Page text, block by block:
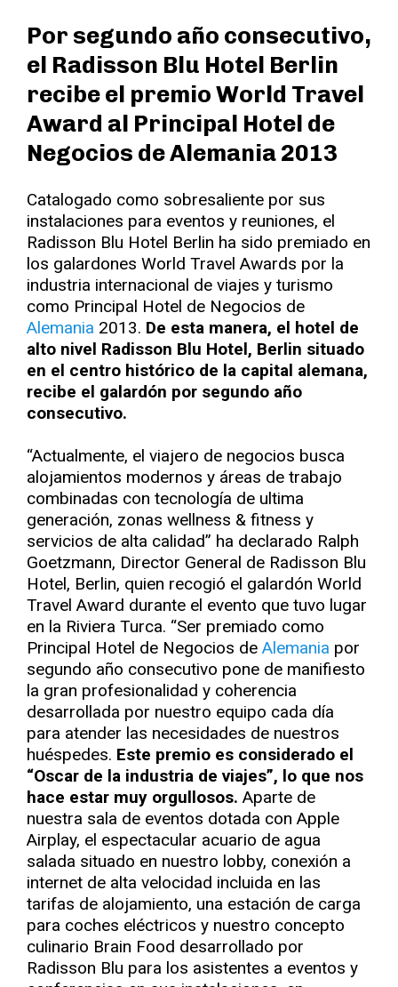
Por segundo año consecutivo,
el Radisson Blu Hotel Berlin
recibe el premio World Travel
Award al Principal Hotel de
Negocios de Alemania 2013
Catalogado como sobresaliente por sus
instalaciones para eventos y reuniones, el
Radisson Blu Hotel Berlin ha sido premiado en
los galardones World Travel Awards por la
industria internacional de viajes y turismo
como Principal Hotel de Negocios de
Alemania 2013. De esta manera, el hotel de
alto nivel Radisson Blu Hotel, Berlin situado
en el centro histórico de la capital alemana,
recibe el galardón por segundo año
consecutivo.
“Actualmente, el viajero de negocios busca
alojamientos modernos y áreas de trabajo
combinadas con tecnología de ultima
generación, zonas wellness & fitness y
servicios de alta calidad” ha declarado Ralph
Goetzmann, Director General de Radisson Blu
Hotel, Berlin, quien recogió el galardón World
Travel Award durante el evento que tuvo lugar
en la Riviera Turca. “Ser premiado como
Principal Hotel de Negocios de Alemania por
segundo año consecutivo pone de manifiesto
la gran profesionalidad y coherencia
desarrollada por nuestro equipo cada día
para atender las necesidades de nuestros
huéspedes. Este premio es considerado el
“Oscar de la industria de viajes”, lo que nos
hace estar muy orgullosos. Aparte de
nuestra sala de eventos dotada con Apple
Airplay, el espectacular acuario de agua
salada situado en nuestro lobby, conexión a
internet de alta velocidad incluida en las
tarifas de alojamiento, una estación de carga
para coches eléctricos y nuestro concepto
culinario Brain Food desarrollado por
Radisson Blu para los asistentes a eventos y